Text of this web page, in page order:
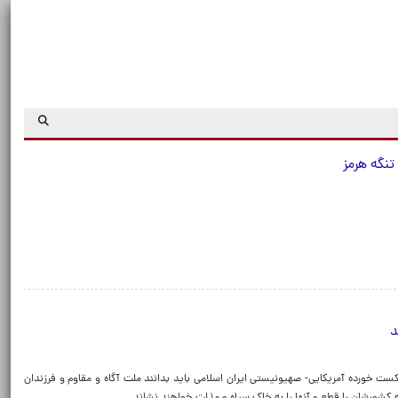
هرمز
خورده آمریکایی- صهیونیستی ایران اسلامی باید بدانند ملت آگاه و مقاوم و فرزندان